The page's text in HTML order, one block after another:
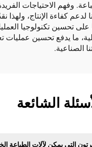
وفهم الاحتياجات
كفاءة الإنتاج، ولهذا
تحسين تكنولوجيا
ما يدفع تحسين عمليات
الصناعية.
الشائعة
التي يمكن لآلات الطباعة